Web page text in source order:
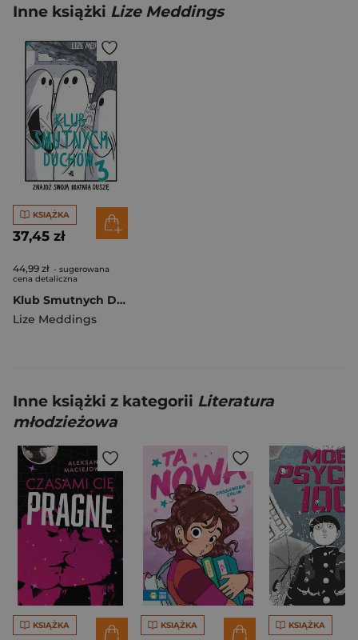
Inne książki Lize Meddings
KSIĄŻKA
37,45 zł
44,99 zł - sugerowana
cena detaliczna
Klub Smutnych Duchów. Tom 3
Lize Meddings
Inne książki z kategorii Literatura
młodzieżowa
KSIĄŻKA KSIĄŻKA KSIĄŻKA